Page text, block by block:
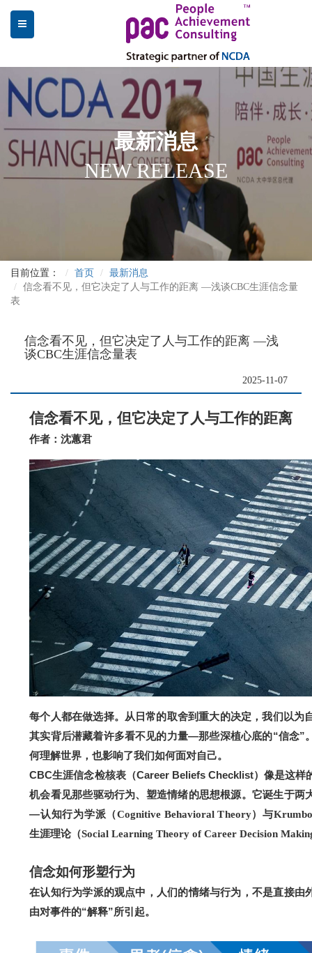
最新消息
NEW RELEASE
目前位置： 首页
最新消息
信念看不见，但它决定了人与工作的距离 —浅谈CBC生涯信念量
表
信念看不见，但它决定了人与工作的距离 —浅
谈CBC生涯信念量表
2025-11-07
信念看不见，但它决定了人与工作的距离
作者：沈蕙君
每个人都在做选择。从日常的取舍到重大的决定，我们以为
其实背后潜藏着许多看不见的力量—那些深植心底的“信念”
何理解世界，也影响了我们如何面对自己。
CBC生涯信念检核表（Career Beliefs Checklist）像是这样
机会看见那些驱动行为、塑造情绪的思想根源。它诞生于两
—认知行为学派（Cognitive Behavioral Theory）与
生涯理论（Social Learning Theory of Career Decision
信念如何形塑行为
在认知行为学派的观点中，人们的情绪与行为，不是直接由
由对事件的“解释”所引起。